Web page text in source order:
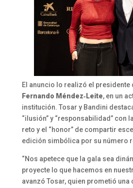
El anuncio lo realizó el presidente
Fernando Méndez‑Leite, en un
institución. Tosar y Bandini
“ilusión” y “responsabilidad” con
reto y el “honor” de compartir
edición simbólica por su número
“Nos apetece que la gala sea
proyecte lo que hacemos en
avanzó Tosar, quien prometió una